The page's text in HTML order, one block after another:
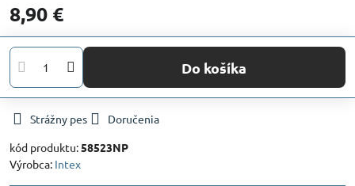
8,90 €
Do košíka
Strážny pes
Doručenia
kód produktu:58523NP
Výrobca: Intex